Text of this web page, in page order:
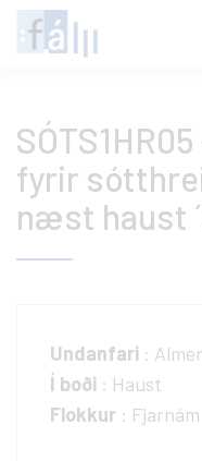
Fara
í
fyrir
næst haust
Undanfari :
Í boði : Haust
Flokkur : Fjarnám